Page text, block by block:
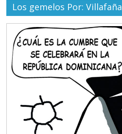
Los gemelos Por: Villafaña